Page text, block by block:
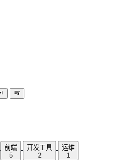
前端
5
开发工具
2
运维
1